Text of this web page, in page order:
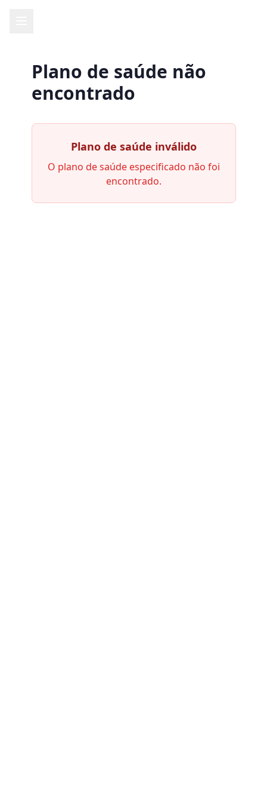
Plano de saúde não
encontrado
Plano de saúde inválido
O plano de saúde especificado não foi
encontrado.